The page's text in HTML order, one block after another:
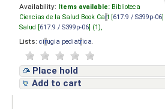
Availability: Items available: Biblioteca
Ciencias de la Salud Book Cart [ 617.9 / S399p-06
Salud [ 617.9 / S399p-06 ] (1),
Lists: cirugia pediatrica
Place hold
Add to cart